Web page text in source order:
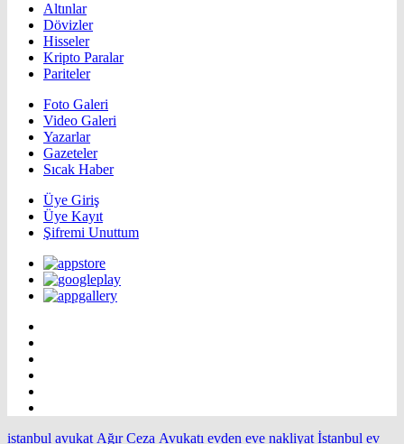
Altınlar
Dövizler
Hisseler
Kripto Paralar
Pariteler
Foto Galeri
Video Galeri
Yazarlar
Gazeteler
Sıcak Haber
Üye Giriş
Üye Kayıt
Şifremi Unuttum
istanbul avukat Ağır Ceza Avukatı evden eve nakliyat İstanbul ev